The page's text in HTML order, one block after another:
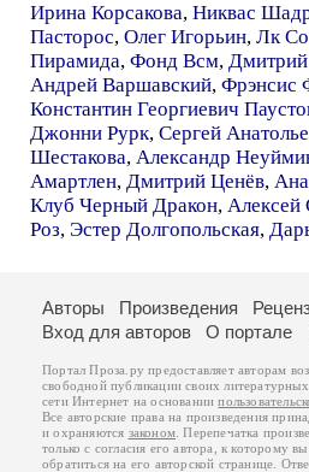
Ирина Корсакова, Никвас
Пасторос, Олег Игорьин, Лк
Пирамида, Фонд Всм,
Андрей Варшавский, Фрэнсис
Константин Георгиевич
Джонни Рурк, Сергей
Шестакова, Александр
Амартлен, Дмитрий Ценёв,
Клуб Черный Дракон, Алексей
Роз, Эстер Долгопольская,
Авторы Произведения
Вход для авторов
О портале
Портал Проза.ру предоставляет авторам
свободной публикации своих
сети Интернет на основании
Все авторские права на произведения
и охраняются законом . Перепечатка
только с согласия его автора, к которому
обратиться на его авторской странице.